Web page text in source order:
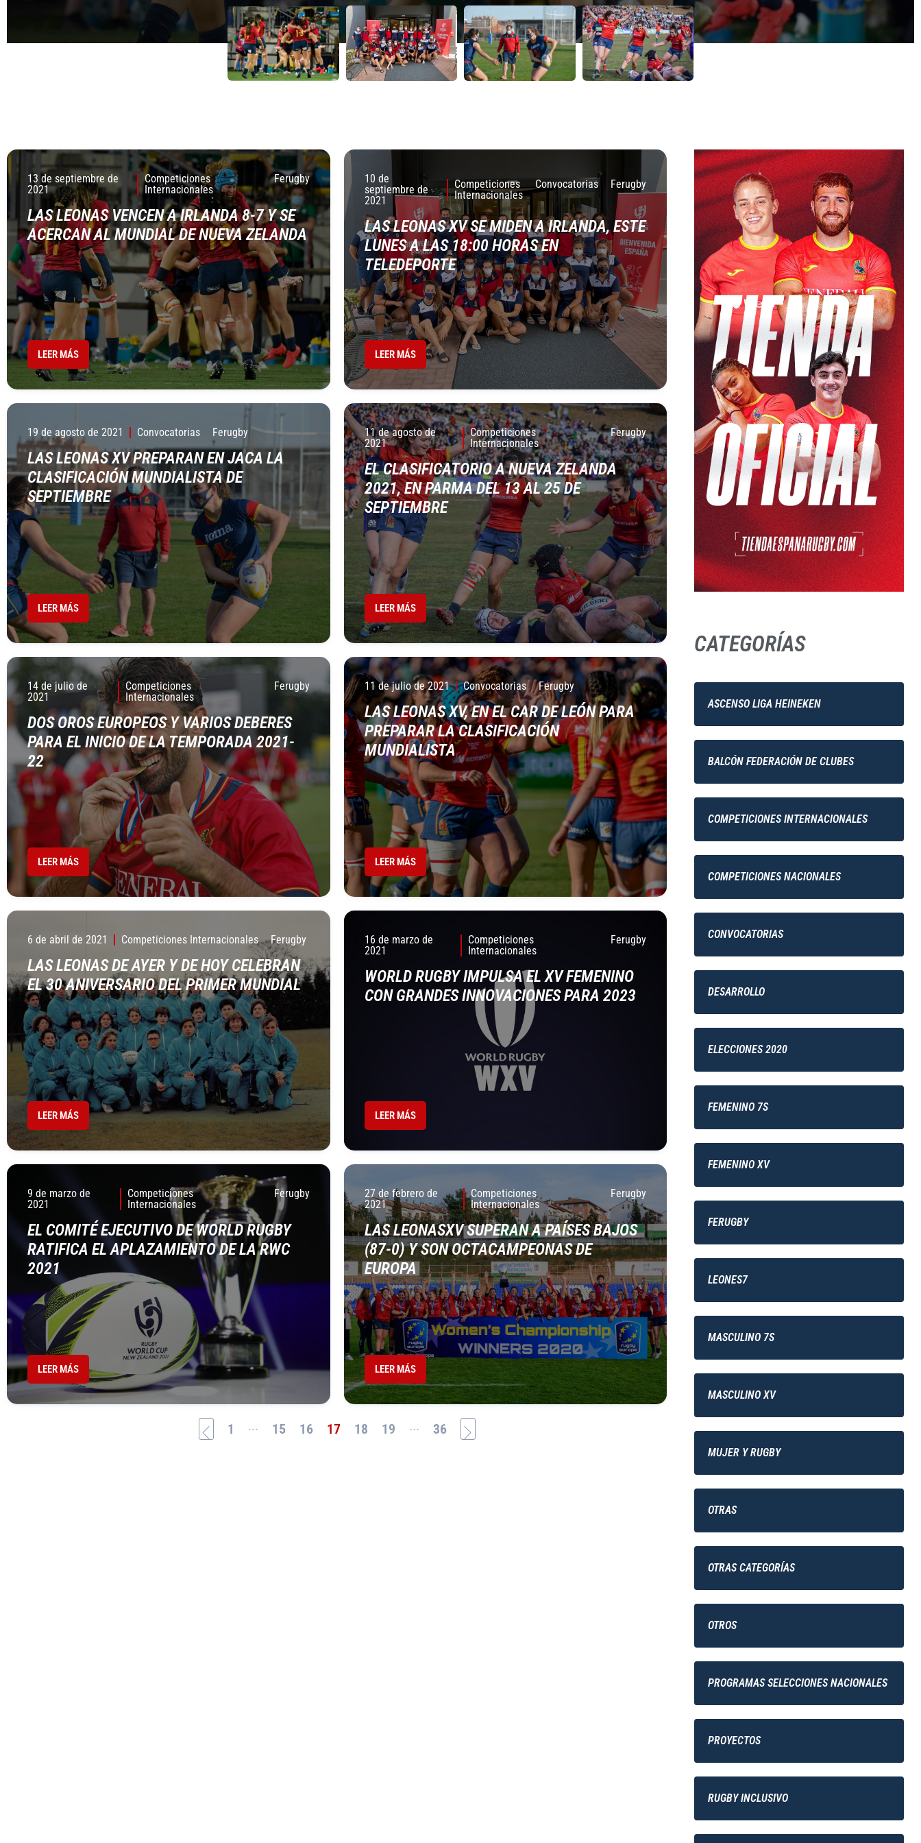
13 de septiembre de
2021
Competiciones
Internacionales
Ferugby
LAS LEONAS VENCEN A IRLANDA 8-7 Y SE
ACERCAN AL MUNDIAL DE NUEVA ZELANDA
LEER MÁS
10 de
septiembre de
2021
Competiciones
Internacionales
Convocatorias Ferugby
LAS LEONAS XV SE MIDEN A IRLANDA, ESTE
LUNES A LAS 18:00 HORAS EN
TELEDEPORTE
LEER MÁS
19 de agosto de 2021 Convocatorias Ferugby
LAS LEONAS XV PREPARAN EN JACA LA
CLASIFICACIÓN MUNDIALISTA DE
SEPTIEMBRE
LEER MÁS
11 de agosto de
2021
Competiciones
Internacionales
Ferugby
EL CLASIFICATORIO A NUEVA ZELANDA
2021, EN PARMA DEL 13 AL 25 DE
SEPTIEMBRE
LEER MÁS
14 de julio de
2021
Competiciones
Internacionales
Ferugby
DOS OROS EUROPEOS Y VARIOS DEBERES
PARA EL INICIO DE LA TEMPORADA 2021-
22
LEER MÁS
11 de julio de 2021 Convocatorias Ferugby
LAS LEONAS XV, EN EL CAR DE LEÓN PARA
PREPARAR LA CLASIFICACIÓN
MUNDIALISTA
LEER MÁS
6 de abril de 2021 Competiciones Internacionales Ferugby
LAS LEONAS DE AYER Y DE HOY CELEBRAN
EL 30 ANIVERSARIO DEL PRIMER MUNDIAL
LEER MÁS
16 de marzo de
2021
Competiciones
Internacionales
Ferugby
WORLD RUGBY IMPULSA EL XV FEMENINO
CON GRANDES INNOVACIONES PARA 2023
LEER MÁS
9 de marzo de
2021
Competiciones
Internacionales
Ferugby
EL COMITÉ EJECUTIVO DE WORLD RUGBY
RATIFICA EL APLAZAMIENTO DE LA RWC
2021
LEER MÁS
27 de febrero de
2021
Competiciones
Internacionales
Ferugby
LAS LEONASXV SUPERAN A PAÍSES BAJOS
(87-0) Y SON OCTACAMPEONAS DE
EUROPA
LEER MÁS
1 ... 15 16 17 18 19 ... 36
CATEGORÍAS
ASCENSO LIGA HEINEKEN
BALCÓN FEDERACIÓN DE CLUBES
COMPETICIONES INTERNACIONALES
COMPETICIONES NACIONALES
CONVOCATORIAS
DESARROLLO
ELECCIONES 2020
FEMENINO 7S
FEMENINO XV
FERUGBY
LEONES7
MASCULINO 7S
MASCULINO XV
MUJER Y RUGBY
OTRAS
OTRAS CATEGORÍAS
OTROS
PROGRAMAS SELECCIONES NACIONALES
PROYECTOS
RUGBY INCLUSIVO